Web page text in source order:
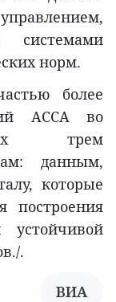
норм.
более
ACCA во
трем
данным,
которые
построения
.
ВИА